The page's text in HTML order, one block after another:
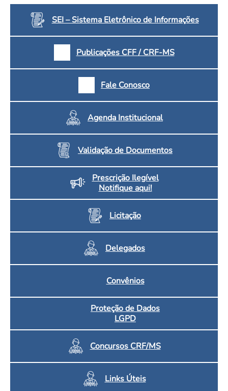
SEI – Sistema Eletrônico de Informações
Publicações CFF / CRF-MS
Fale Conosco
Agenda Institucional
Validação de Documentos
Prescrição Ilegível
Notifique aqui!
Licitação
Delegados
Convênios
Proteção de Dados
LGPD
Concursos CRF/MS
Links Úteis